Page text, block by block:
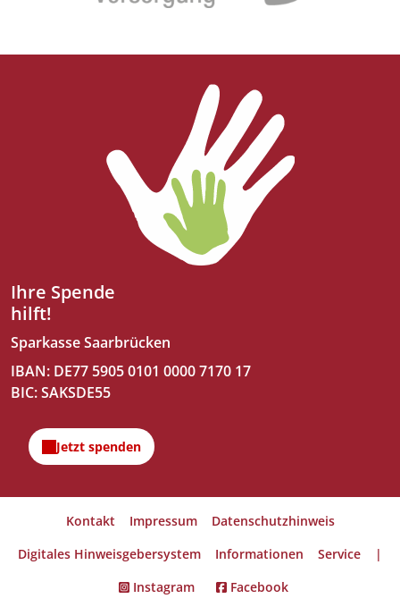
Ihre Spende
hilft!
Sparkasse Saarbrücken
IBAN: DE77 5905 0101 0000 7170 17
BIC: SAKSDE55
Kontakt Impressum
Datenschutzhinweis
Digitales Hinweisgebersystem
Informationen Service
|
Instagram
Facebook